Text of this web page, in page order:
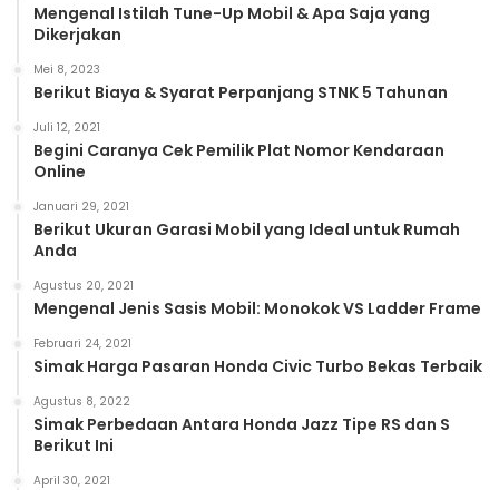
Mengenal Istilah Tune-Up Mobil & Apa Saja yang
Dikerjakan
Mei 8, 2023
Berikut Biaya & Syarat Perpanjang STNK 5 Tahunan
Juli 12, 2021
Begini Caranya Cek Pemilik Plat Nomor Kendaraan
Online
Januari 29, 2021
Berikut Ukuran Garasi Mobil yang Ideal untuk Rumah
Anda
Agustus 20, 2021
Mengenal Jenis Sasis Mobil: Monokok VS Ladder Frame
Februari 24, 2021
Simak Harga Pasaran Honda Civic Turbo Bekas Terbaik
Agustus 8, 2022
Simak Perbedaan Antara Honda Jazz Tipe RS dan S
Berikut Ini
April 30, 2021